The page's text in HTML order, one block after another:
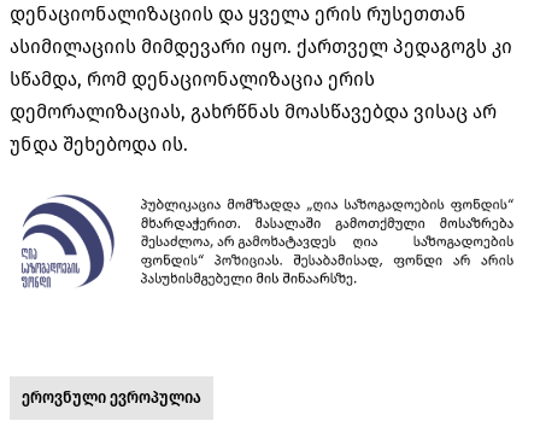
დენაციონალიზაციის და ყველა ერის რუსეთთან
ასიმილაციის მიმდევარი იყო. ქართველ პედაგოგს კი
სწამდა, რომ დენაციონალიზაცია ერის
დემორალიზაციას, გახრწნას მოასწავებდა ვისაც არ
უნდა შეხებოდა ის.
ეროვნული ევროპულია